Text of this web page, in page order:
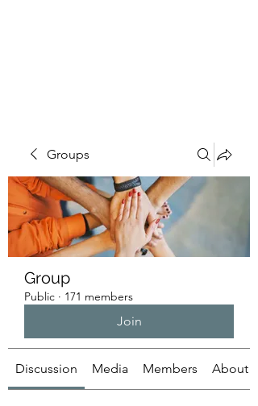
Groups
Group
Public · 171 members
Join
Discussion Media Members About